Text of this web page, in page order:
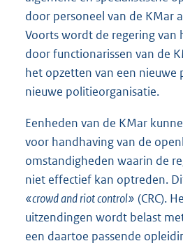
door personeel van de KMar
Voorts wordt de regering
door functionarissen van de
het opzetten van een
nieuwe politieorganisatie.
Eenheden van de KMar
voor handhaving van de
omstandigheden waarin de
niet effectief kan optreden.
«crowd and riot control» (CRC).
uitzendingen wordt belast
een daartoe passende